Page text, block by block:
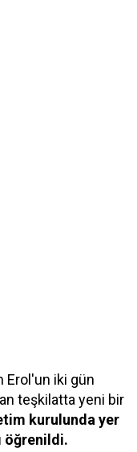
Erol'un iki gün
teşkilatta yeni bir
kurulunda yer
öğrenildi.